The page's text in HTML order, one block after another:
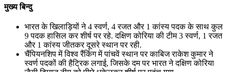
मुख्य बिन्दु
भारत के खिलाड़ियों ने 4 स्वर्ण, 4 रजत और 1 कांस्य पदक के साथ कुल
9 पदक हासिल कर शीर्ष पर रहे. दक्षिण कोरिया की टीम 3 स्वर्ण, 1 रजत
और 1 कांस्य जीतकर दूसरे स्थान पर रही.
चैंपियनशिप में विश्व रैंकिंग में पांचवें स्थान पर काबिज राकेश कुमार ने
स्वर्ण पदकों की हैट्रिक लगाई, जिसके दम पर भारत ने दक्षिण कोरिया